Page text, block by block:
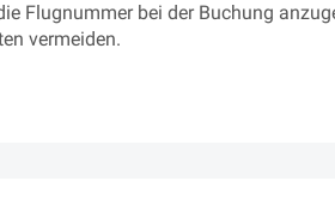
Flugnummer bei der Buchung
vermeiden.